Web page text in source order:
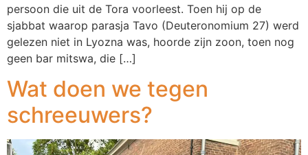
persoon die uit de Tora voorleest. Toen hij op de
sjabbat waarop parasja Tavo (Deuteronomium 27) werd
gelezen niet in Lyozna was, hoorde zijn zoon, toen nog
geen bar mitswa, die […]
Wat doen we tegen
schreeuwers?